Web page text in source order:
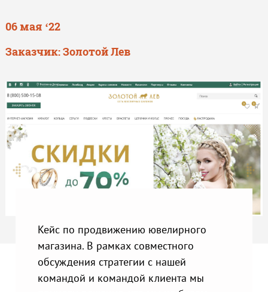
06 мая ‘22
Заказчик: Золотой Лев
Кейс по продвижению ювелирного
магазина. В рамках совместного
обсуждения стратегии с нашей
командой и командой клиента мы